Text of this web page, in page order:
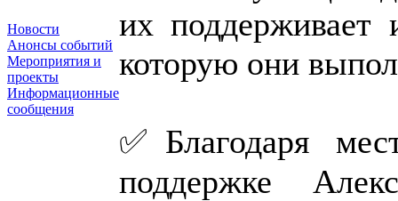
Новости
Анонсы событий
Мероприятия и
проекты
Информационные
сообщения
их
которую они
✅Благодаря
поддержке